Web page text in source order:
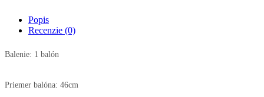
Popis
Recenzie (0)
Balenie: 1 balón
Priemer balóna: 46cm